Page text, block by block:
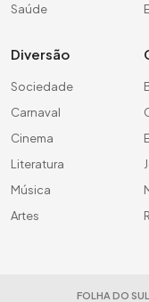
Saúde
Diversão
Sociedade
Carnaval
Cinema
Literatura
Música
Artes
FOLHA DO SUL